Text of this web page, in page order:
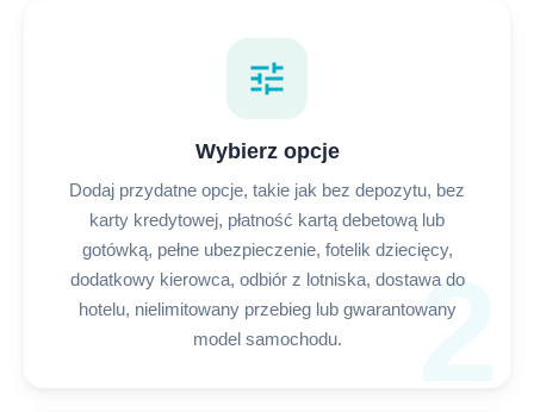
2
tune
Wybierz opcje
Dodaj przydatne opcje, takie jak bez depozytu, bez
karty kredytowej, płatność kartą debetową lub
gotówką, pełne ubezpieczenie, fotelik dziecięcy,
dodatkowy kierowca, odbiór z lotniska, dostawa do
hotelu, nielimitowany przebieg lub gwarantowany
model samochodu.